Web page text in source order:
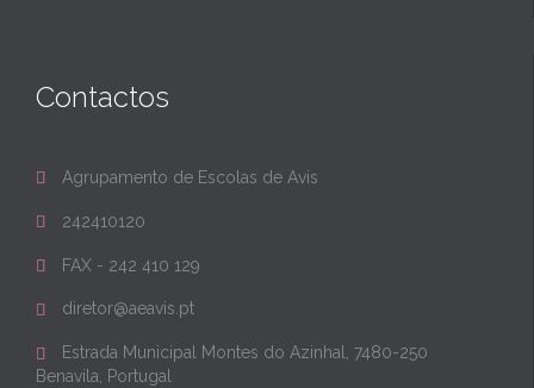
Contactos
 Agrupamento de Escolas de Avis
 242410120
 FAX - 242 410 129
 diretor@aeavis.pt

Estrada Municipal Montes do Azinhal, 7480-250
Benavila, Portugal